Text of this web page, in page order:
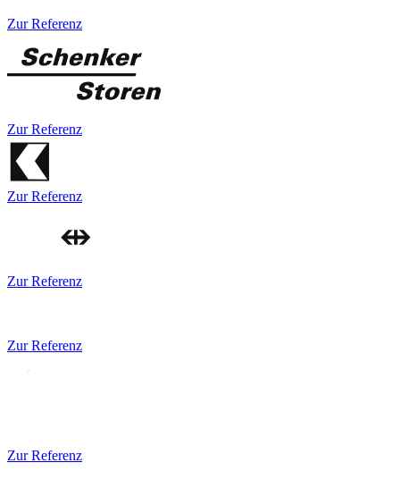
Zur Referenz
Zur Referenz
Zur Referenz
Zur Referenz
Zur Referenz
Zur Referenz